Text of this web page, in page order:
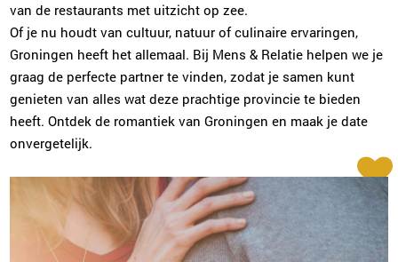
Elja van Heteren
Utrecht
030-2270125|email
Plan kennismaking
Arnhem
026-2022952|email
Plan kennismaking
van de restaurants met uitzicht op zee.
Of je nu houdt van cultuur, natuur of culinaire ervaringen,
Groningen heeft het allemaal. Bij Mens & Relatie helpen we je
graag de perfecte partner te vinden, zodat je samen kunt
genieten van alles wat deze prachtige provincie te bieden
heeft. Ontdek de romantiek van Groningen en maak je date
onvergetelijk.